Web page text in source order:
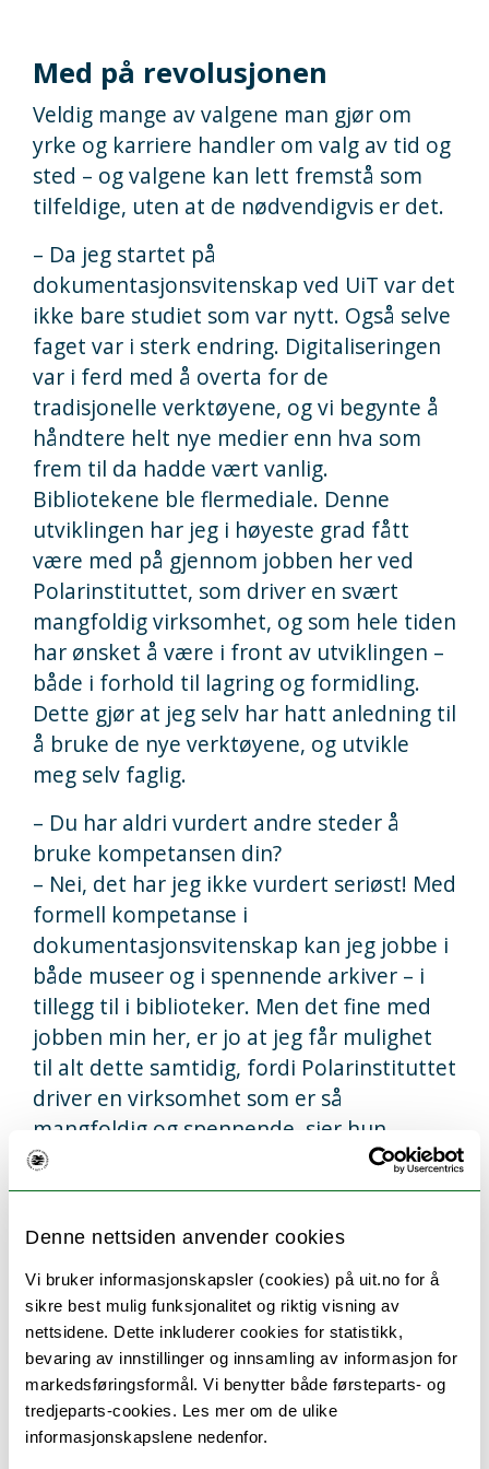
Denne nettsiden anvender cookies
Vi bruker informasjonskapsler (cookies) på uit.no for å
sikre best mulig funksjonalitet og riktig visning av
nettsidene. Dette inkluderer cookies for statistikk,
bevaring av innstillinger og innsamling av informasjon for
markedsføringsformål. Vi benytter både førsteparts- og
tredjeparts-cookies. Les mer om de ulike
informasjonskapslene nedenfor.
Med på revolusjonen
Veldig mange av valgene man gjør om
yrke og karriere handler om valg av tid og
sted – og valgene kan lett fremstå som
tilfeldige, uten at de nødvendigvis er det.
– Da jeg startet på
dokumentasjonsvitenskap ved UiT var det
ikke bare studiet som var nytt. Også selve
faget var i sterk endring. Digitaliseringen
var i ferd med å overta for de
tradisjonelle verktøyene, og vi begynte å
håndtere helt nye medier enn hva som
frem til da hadde vært vanlig.
Bibliotekene ble flermediale. Denne
utviklingen har jeg i høyeste grad fått
være med på gjennom jobben her ved
Polarinstituttet, som driver en svært
mangfoldig virksomhet, og som hele tiden
har ønsket å være i front av utviklingen –
både i forhold til lagring og formidling.
Dette gjør at jeg selv har hatt anledning til
å bruke de nye verktøyene, og utvikle
meg selv faglig.
– Du har aldri vurdert andre steder å
bruke kompetansen din?
– Nei, det har jeg ikke vurdert seriøst! Med
formell kompetanse i
dokumentasjonsvitenskap kan jeg jobbe i
både museer og i spennende arkiver – i
tillegg til i biblioteker. Men det fine med
jobben min her, er jo at jeg får mulighet
til alt dette samtidig, fordi Polarinstituttet
driver en virksomhet som er så
mangfoldig og spennende, sier hun.
Hvorfor
dokumentasjonsvitenskap
ved UiT:
Egentlig har jeg alltid hatt en drøm om å
jobbe i bibliotek! Jeg søkte en gang
bibliotekarstudiet i Oslo, men det var en
ganske halvhjertet søknad, fordi jeg